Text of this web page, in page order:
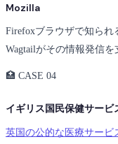
Mozilla
Firefoxブラウザで知られ
Wagtailがその情報発信を
🏥 CASE 04
イギリス国民保健サービ
英国の公的な医療サービ